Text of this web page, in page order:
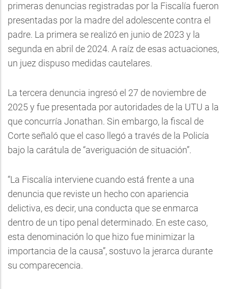
primeras denuncias registradas por la Fiscalía fueron
presentadas por la madre del adolescente contra el
padre. La primera se realizó en junio de 2023 y la
segunda en abril de 2024. A raíz de esas actuaciones,
un juez dispuso medidas cautelares.
La tercera denuncia ingresó el 27 de noviembre de
2025 y fue presentada por autoridades de la UTU a la
que concurría Jonathan. Sin embargo, la fiscal de
Corte señaló que el caso llegó a través de la Policía
bajo la carátula de “averiguación de situación”.
“La Fiscalía interviene cuando está frente a una
denuncia que reviste un hecho con apariencia
delictiva, es decir, una conducta que se enmarca
dentro de un tipo penal determinado. En este caso,
esta denominación lo que hizo fue minimizar la
importancia de la causa”, sostuvo la jerarca durante
su comparecencia.